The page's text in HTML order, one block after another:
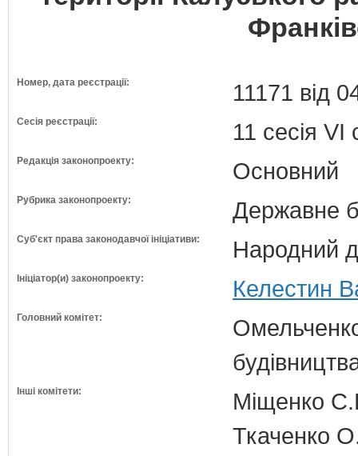
Номер, дата реєстрації: 11171 від
Сесія реєстрації: 11 сесія VI
Редакція законопроекту: Основний
Рубрика законопроекту: Державне
Суб'єкт права законодавчої ініціативи: Народний
Ініціатор(и) законопроекту: Келестин
Головний комітет:
Інші комітети:
Міщенко
Ткаченко